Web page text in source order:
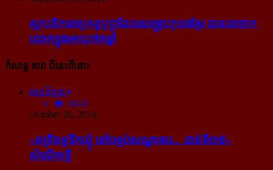
ស្ថាបនិក​ពេទ្យ​គន្ធបុប្ផា​ដែល​សង្គ្រោះ​កុមារ​ខ្មែរ​ បាន​លាចាក​
លោក​ក្នុង​អាយុ​៧១ឆ្នាំ
កំសាន្ដ តារា ពីនេះពីនោះ
អានពិស្ដារ
9541
October 20, 2018
«រាត្រីចន្ទទឹកឃ្មុំ នៅបន្ទប់សណ្ឋាគារ... ជាន់ទី៣៥»
សំណើចខ្លី